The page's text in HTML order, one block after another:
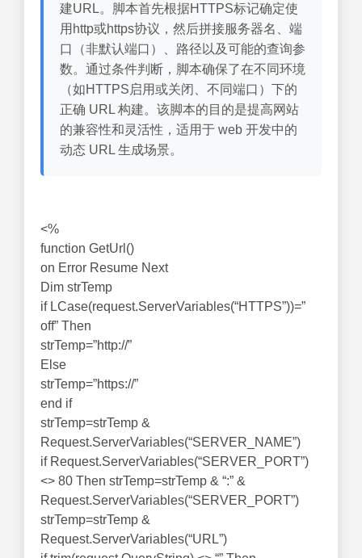
建URL。脚本首先根据HTTPS标记确定使
用http或https协议，然后拼接服务器名、端
口（非默认端口）、路径以及可能的查询参
数。通过条件判断，脚本确保了在不同环境
（如HTTPS启用或关闭、不同端口）下的
正确 URL 构建。该脚本的目的是提高网站
的兼容性和灵活性，适用于 web 开发中的
动态 URL 生成场景。
<%
function GetUrl()
on Error Resume Next
Dim strTemp
if LCase(request.ServerVariables(“HTTPS”))=”
off” Then
strTemp=”http://”
Else
strTemp=”https://”
end if
strTemp=strTemp &
Request.ServerVariables(“SERVER_NAME”)
if Request.ServerVariables(“SERVER_PORT”)
<> 80 Then strTemp=strTemp & “:” &
Request.ServerVariables(“SERVER_PORT”)
strTemp=strTemp &
Request.ServerVariables(“URL”)